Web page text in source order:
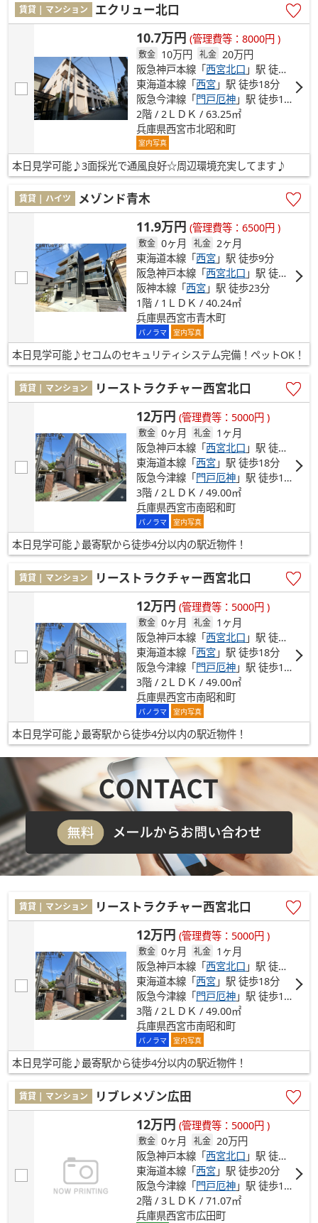
賃貸 | マンション エクリュー北口
10.7万円 (管理費等：8000円 )
敷金 10万円 礼金 20万円
阪急神戸本線「西宮北口 」駅 徒歩6分
東海道本線「西宮 」駅 徒歩18分
阪急今津線「門戸厄神 」駅 徒歩19分
2階 / 2ＬＤＫ / 63.25㎡
兵庫県西宮市北昭和町
室内写真
本日見学可能♪3面採光で通風良好☆周辺環境充実してます♪
賃貸 | ハイツ メゾンド青木
11.9万円 (管理費等：6500円 )
敷金 0ヶ月 礼金 2ヶ月
東海道本線「西宮 」駅 徒歩9分
阪急神戸本線「西宮北口 」駅 徒歩13分
阪神本線「西宮 」駅 徒歩23分
1階 / 1ＬＤＫ / 40.24㎡
兵庫県西宮市青木町
パノラマ 室内写真
本日見学可能♪セコムのセキュリティシステム完備！ペットOK！
賃貸 | マンション リーストラクチャー西宮北口
12万円 (管理費等：5000円 )
敷金 0ヶ月 礼金 1ヶ月
阪急神戸本線「西宮北口 」駅 徒歩4分
東海道本線「西宮 」駅 徒歩18分
阪急今津線「 門戸厄神 」駅 徒歩19分
3階 / 2ＬＤＫ / 49.00㎡
兵庫県西宮市南昭和町
パノラマ 室内写真
本日見学可能♪最寄駅から徒歩4分以内の駅近物件！
賃貸 | マンション リーストラクチャー西宮北口
12万円 (管理費等：5000円 )
敷金 0ヶ月 礼金 1ヶ月
阪急神戸本線「西宮北口 」駅 徒歩4分
東海道本線「西宮 」駅 徒歩18分
阪急今津線「門戸厄神 」駅 徒歩19分
3階 / 2ＬＤＫ / 49.00㎡
兵庫県西宮市南昭和町
パノラマ 室内写真
本日見学可能♪最寄駅から徒歩4分以内の駅近物件！
賃貸 | マンション リーストラクチャー西宮北口
12万円 (管理費等：5000円 )
敷金 0ヶ月 礼金 1ヶ月
阪急神戸本線「西宮北口 」駅 徒歩4分
東海道本線「西宮 」駅 徒歩18分
阪急今津線「門戸厄神 」駅 徒歩19分
3階 / 2ＬＤＫ / 49.00㎡
兵庫県西宮市南昭和町
パノラマ 室内写真
本日見学可能♪最寄駅から徒歩4分以内の駅近物件！
賃貸 | マンション リブレメゾン広田
12万円 (管理費等：5000円 )
敷金 0ヶ月 礼金 20万円
阪急神戸本線「西宮北口 」駅 徒歩18分
東海道本線「西宮 」駅 徒歩20分
阪急今津線「門戸厄神 」駅 徒歩19分
2階 / 3ＬＤＫ / 71.07㎡
兵庫県西宮市広田町